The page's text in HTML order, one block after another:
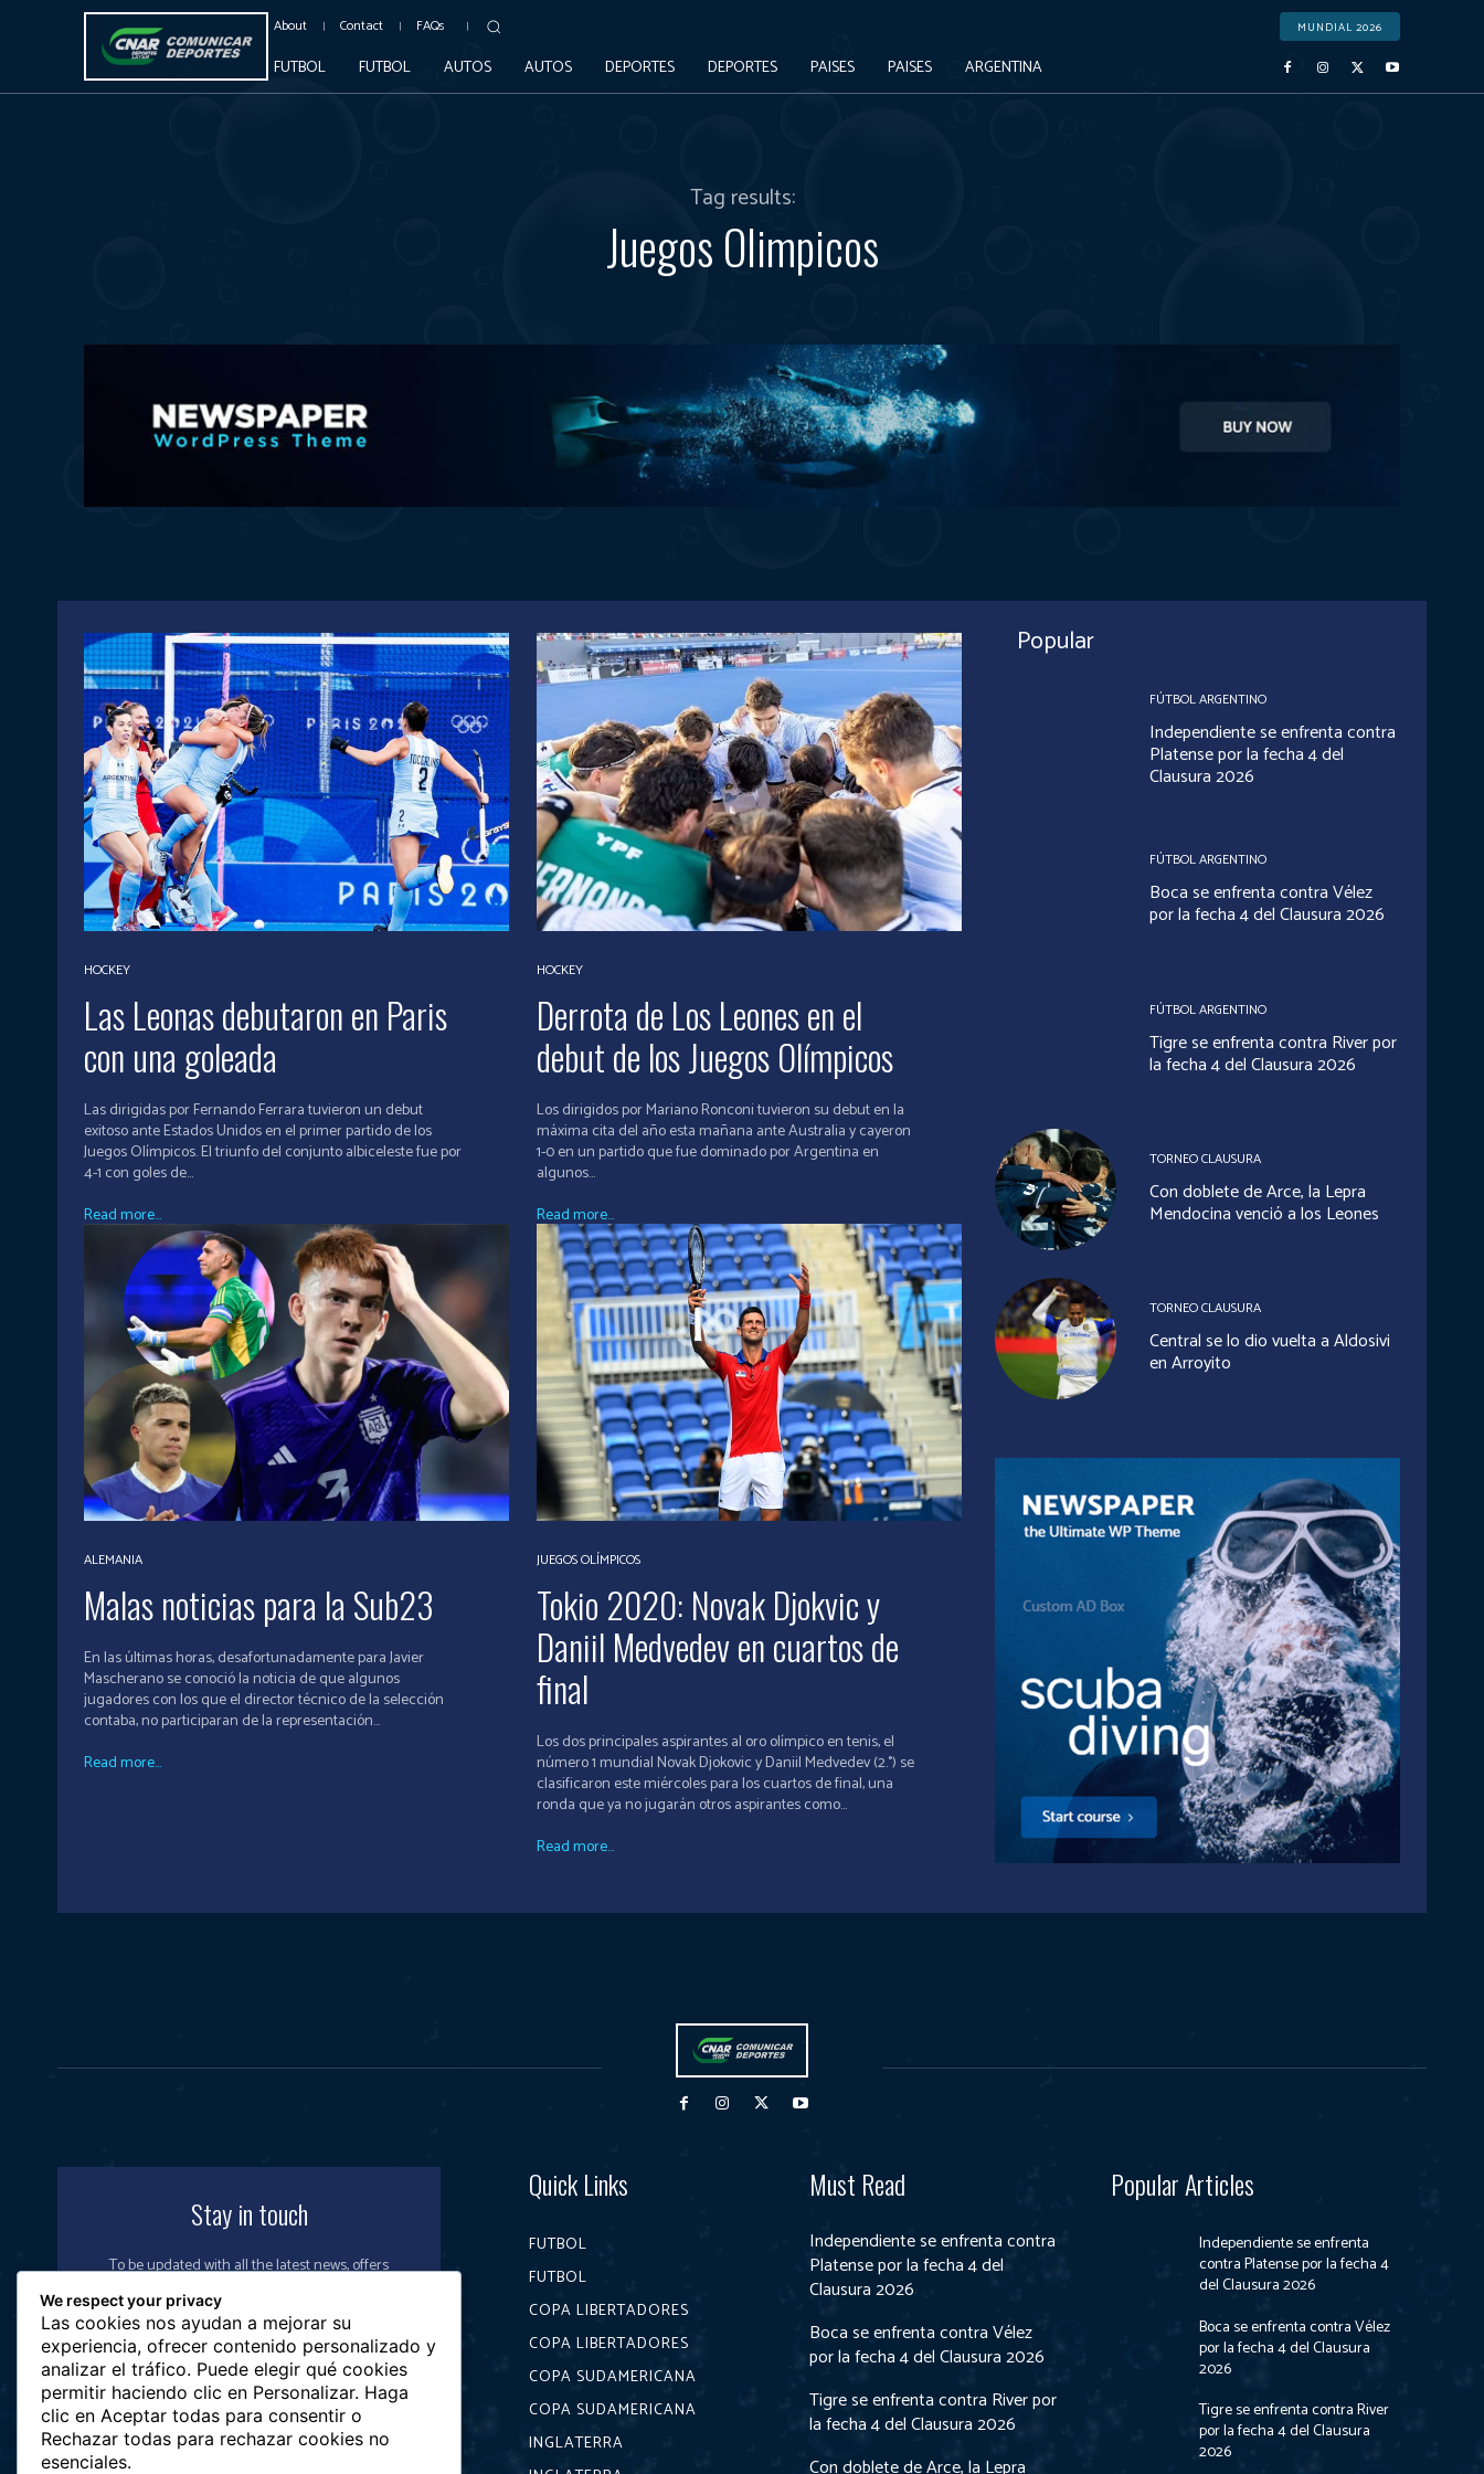
About Contact FAQs MUNDIAL 2026
FUTBOL FUTBOL AUTOS AUTOS DEPORTES DEPORTES PAISES PAISES ARGENTINA
Tag results:
Juegos Olimpicos
HOCKEY
Las Leonas debutaron en Paris
con una goleada
Las dirigidas por Fernando Ferrara tuvieron un debut
exitoso ante Estados Unidos en el primer partido de los
Juegos Olímpicos. El triunfo del conjunto albiceleste fue por
4-1 con goles de...
Read more...
HOCKEY
Derrota de Los Leones en el
debut de los Juegos Olímpicos
Los dirigidos por Mariano Ronconi tuvieron su debut en la
máxima cita del año esta mañana ante Australia y cayeron
1-0 en un partido que fue dominado por Argentina en
algunos...
Read more...
ALEMANIA
Malas noticias para la Sub23
En las últimas horas, desafortunadamente para Javier
Mascherano se conoció la noticia de que algunos
jugadores con los que el director técnico de la selección
contaba, no participaran de la representación...
Read more...
JUEGOS OLÍMPICOS
Tokio 2020: Novak Djokvic y
Daniil Medvedev en cuartos de
final
Los dos principales aspirantes al oro olímpico en tenis, el
número 1 mundial Novak Djokovic y Daniil Medvedev (2.°) se
clasificaron este miércoles para los cuartos de final, una
ronda que ya no jugarán otros aspirantes como...
Read more...
Popular
FÚTBOL ARGENTINO
Independiente se enfrenta contra
Platense por la fecha 4 del
Clausura 2026
FÚTBOL ARGENTINO
Boca se enfrenta contra Vélez
por la fecha 4 del Clausura 2026
FÚTBOL ARGENTINO
Tigre se enfrenta contra River por
la fecha 4 del Clausura 2026
TORNEO CLAUSURA
Con doblete de Arce, la Lepra
Mendocina venció a los Leones
TORNEO CLAUSURA
Central se lo dio vuelta a Aldosivi
en Arroyito
Stay in touch
To be updated with all the latest news, offers
and special announcements.
SIGN UP
Quick Links
FUTBOL
FUTBOL
COPA LIBERTADORES
COPA LIBERTADORES
COPA SUDAMERICANA
COPA SUDAMERICANA
INGLATERRA
Must Read
Independiente se enfrenta contra
Platense por la fecha 4 del
Clausura 2026
Boca se enfrenta contra Vélez
por la fecha 4 del Clausura 2026
Tigre se enfrenta contra River por
la fecha 4 del Clausura 2026
Con doblete de Arce, la Lepra
Popular Articles
Independiente se enfrenta
contra Platense por la fecha 4
del Clausura 2026
Boca se enfrenta contra Vélez
por la fecha 4 del Clausura
2026
Tigre se enfrenta contra River
por la fecha 4 del Clausura
2026
We respect your privacy
Las cookies nos ayudan a mejorar su
experiencia, ofrecer contenido personalizado y
analizar el tráfico. Puede elegir qué cookies
permitir haciendo clic en Personalizar. Haga
clic en Aceptar todas para consentir o
Rechazar todas para rechazar cookies no
esenciales.